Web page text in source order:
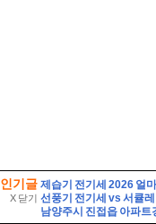
인기글
X 닫기